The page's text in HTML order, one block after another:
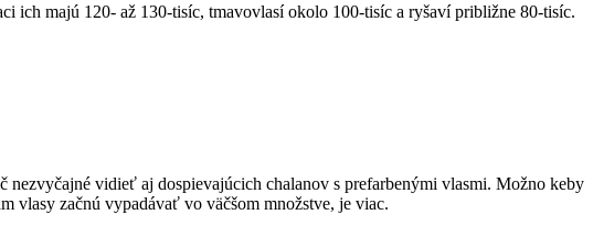
ich majú 120- až 130-tisíc, tmavovlasí okolo 100-tisíc a ryšaví približne 80-tisíc.
vidieť aj dospievajúcich chalanov s prefarbenými vlasmi. Možno keby
vlasy začnú vypadávať vo väčšom množstve, je viac.